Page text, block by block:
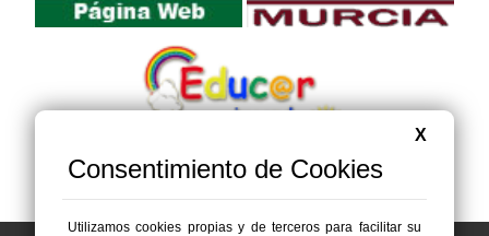
X
Consentimiento de Cookies
Utilizamos cookies propias y de terceros para facilitar su